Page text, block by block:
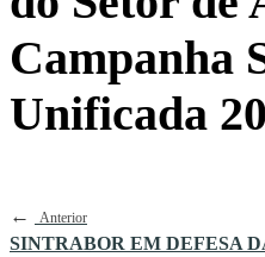
Campanha
Unificada
← Anterior
SINTRABOR EM DEFESA